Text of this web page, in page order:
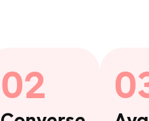
02